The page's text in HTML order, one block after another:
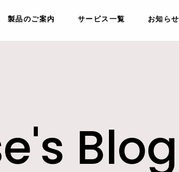
製品のご案内 サービス一覧 お知らせ
Blog